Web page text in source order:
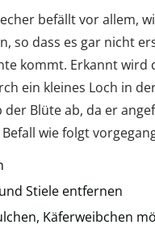
befällt vor allem,
so dass es gar nicht
kommt. Erkannt wird
ein kleines Loch in
Blüte ab, da er
wie folgt
Stiele entfernen
Käferweibchen